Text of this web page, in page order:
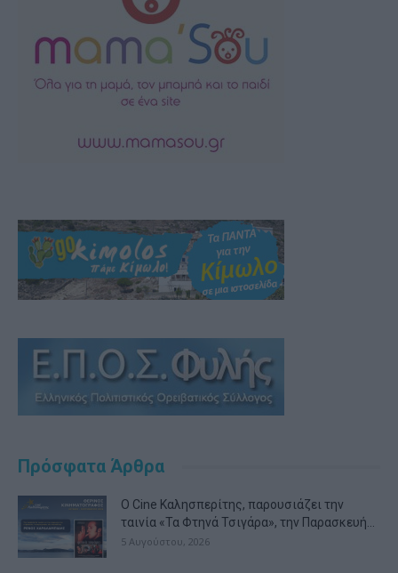
Πρόσφατα Άρθρα
Ο Cine Καλησπερίτης, παρουσιάζει την
ταινία «Τα Φτηνά Τσιγάρα», την Παρασκευή...
5 Αυγούστου, 2026